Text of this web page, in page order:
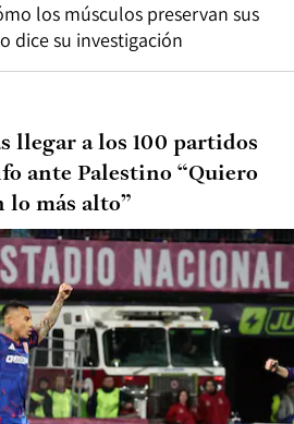
los músculos preservan sus
dice su investigación
llegar a los 100 partidos
ante Palestino “Quiero
lo más alto”